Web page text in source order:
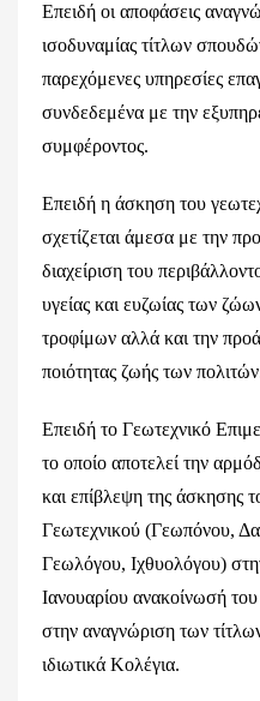
Επειδή οι αποφάσεις
ισοδυναμίας τίτλων
παρεχόμενες υπηρεσίες
συνδεδεμένα με την
συμφέροντος.
Επειδή η άσκηση του
σχετίζεται άμεσα με την
διαχείριση του
υγείας και ευζωίας των
τροφίμων αλλά και την
ποιότητας ζωής των
Επειδή το Γεωτεχνικό
το οποίο αποτελεί την
και επίβλεψη της άσκησης
Γεωτεχνικού (Γεωπόνου,
Γεωλόγου, Ιχθυολόγου)
Ιανουαρίου ανακοίνωσή
στην αναγνώριση των
ιδιωτικά Κολέγια.